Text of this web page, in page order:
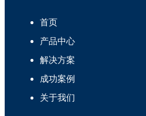
首页
产品中心
解决方案
成功案例
关于我们